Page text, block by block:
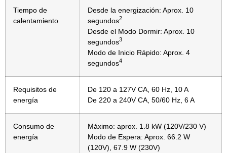
Tiempo de
calentamiento
Desde la energización: Aprox. 10
segundos2
Desde el Modo Dormir: Aprox. 10
segundos3
Modo de Inicio Rápido: Aprox. 4
segundos4
Requisitos de
energía
De 120 a 127V CA, 60 Hz, 10 A
De 220 a 240V CA, 50/60 Hz, 6 A
Consumo de
energía
Máximo: aprox. 1.8 kW (120V/230 V)
Modo de Espera: Aprox. 66.2 W
(120V), 67.9 W (230V)